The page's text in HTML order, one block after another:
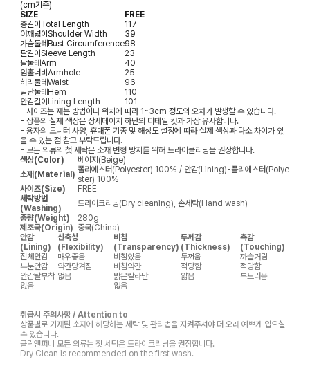
(cm기준)
SIZE
FREE
총길이Total Length
117
어깨넓이Shoulder Width
39
가슴둘레Bust Circumference98
팔길이Sleeve Length
23
팔둘레Arm
40
암홀너비Armhole
25
허리둘레Waist
96
밑단둘레Hem
110
안감길이Lining Length
101
- 사이즈는 재는 방법이나 위치에 따라 1~3cm 정도의 오차가 발생할 수 있습니다.
- 상품의 실제 색상은 상세페이지 하단의 디테일 컷과 가장 유사합니다.
- 용자의 모니터 사양, 휴대폰 기종 및 해상도 설정에 따라 실제 색상과 다소 차이가 있
을 수 있는 점 참고 부탁드립니다.
- 모든 의류의 첫 세탁은 소재 변형 방지를 위해 드라이클리닝을 권장합니다.
색상(Color)
베이지(Beige)
소재(Material) 폴리에스터(Polyester) 100% / 안감(Lining)-폴리에스터(Polye
ster) 100%
사이즈(Size)
FREE
세탁방법
(Washing)
드라이크리닝(Dry cleaning), 손세탁(Hand wash)
중량(Weight)
280g
제조국(Origin) 중국(China)
안감
(Lining)
신축성
(Flexibility)
비침
(Transparency)
두께감
(Thickness)
촉감
(Touching)
전체안감
매우좋음 비침있음 두꺼움
까슬거림
부분안감
약간당겨짐 비침약간 적당함
적당함
안감탈부착 없음 밝은칼라만 얇음
부드러움
없음
없음
취급시 주의사항 / Attention to
상품별로 기재된 소재에 해당하는 세탁 및 관리법을 지켜주셔야 더 오래 예쁘게 입으실
수 있습니다.
클릭앤퍼니 모든 의류는 첫 세탁은 드라이크리닝을 권장합니다.
Dry Clean is recommended on the first wash.